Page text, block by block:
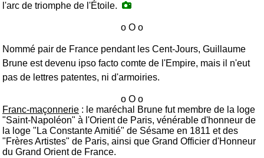
l'arc de triomphe de l'Étoile.
Nommé pair de France pendant les Cent-Jours, Guillaume
Brune est devenu ipso facto comte de l'Empire, mais il n'eut
pas de lettres patentes, ni d'armoiries.
Franc-maçonnerie : le maréchal Brune fut membre de la loge
"Saint-Napoléon" à l'Orient de Paris, vénérable d'honneur de
la loge "La Constante Amitié" de Sésame en 1811 et des
"Frères Artistes" de Paris, ainsi que Grand Officier d'Honneur
du Grand Orient de France.